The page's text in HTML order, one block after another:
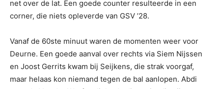
net over de lat. Een goede counter resulteerde in een
corner, die niets opleverde van GSV ’28.
Vanaf de 60ste minuut waren de momenten weer voor
Deurne. Een goede aanval over rechts via Siem Nijssen
en Joost Gerrits kwam bij Seijkens, die strak voorgaf,
maar helaas kon niemand tegen de bal aanlopen. Abdi